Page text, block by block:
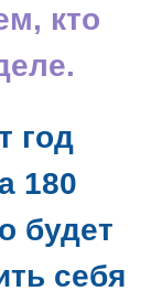
кто
год
180
будет
себя